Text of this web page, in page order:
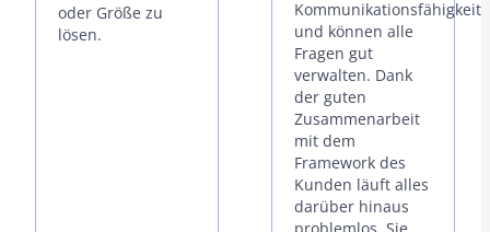
oder Größe zu
lösen.
und können alle
Fragen gut
verwalten. Dank
der guten
Zusammenarbeit
mit dem
Framework des
Kunden läuft alles
darüber hinaus